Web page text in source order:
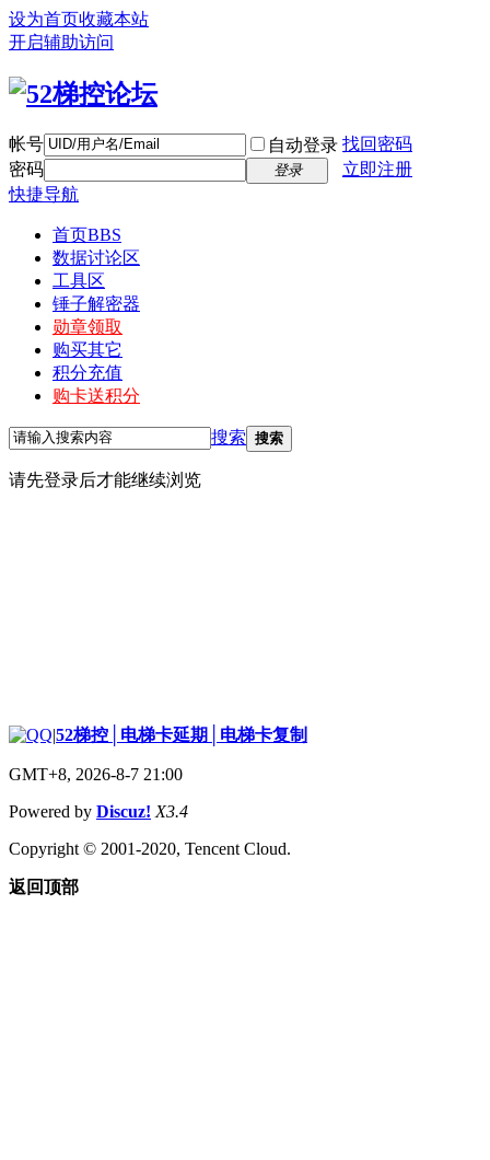
设为首页收藏本站
开启辅助访问
帐号 自动登录 找回密码
密码
登录
立即注册
快捷导航
首页BBS
数据讨论区
工具区
锤子解密器
勋章领取
购买其它
积分充值
购卡送积分
搜索 搜索
请先登录后才能继续浏览
|52梯控│电梯卡延期│电梯卡复制
GMT+8, 2026-8-7 21:00
Powered by Discuz! X3.4
Copyright © 2001-2020, Tencent Cloud.
返回顶部